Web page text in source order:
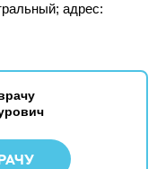
адрес: